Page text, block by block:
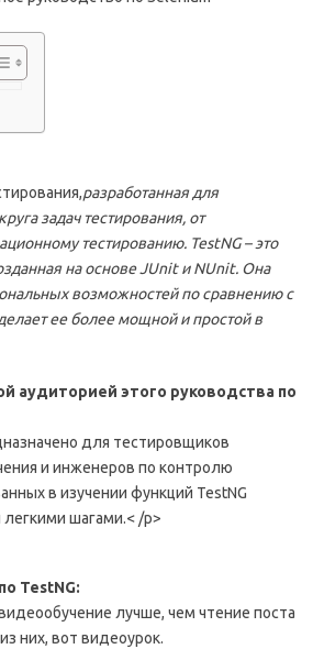
разработанная для
задач тестирования, от
тестированию. TestNG – это
на основе JUnit иNUnit. Она
возможностей по сравнению с
ее более мощной и простой в
аудиторией этого руководства по
для тестировщиков
и инженеров по контролю
в изучении функций TestNG
шагами.< /p>
TestNG:
лучше, чем чтение поста
них, вот видеоурок.